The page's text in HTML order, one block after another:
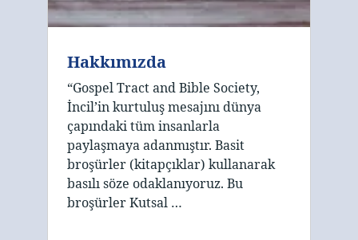
Hakkımızda
“Gospel Tract and Bible Society,
İncil’in kurtuluş mesajını dünya
çapındaki tüm insanlarla
paylaşmaya adanmıştır. Basit
broşürler (kitapçıklar) kullanarak
basılı söze odaklanıyoruz. Bu
broşürler Kutsal …